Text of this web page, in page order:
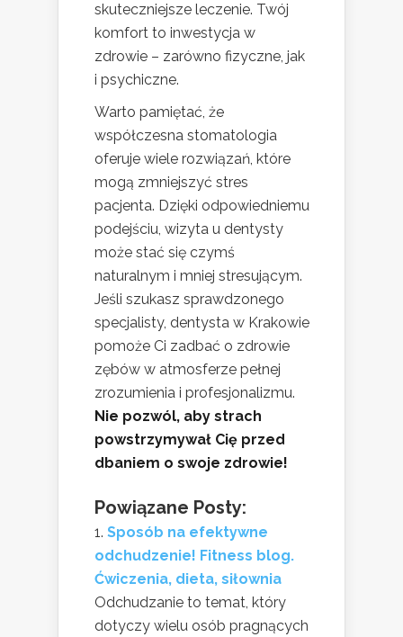
skuteczniejsze leczenie. Twój
komfort to inwestycja w
zdrowie – zarówno fizyczne, jak
i psychiczne.
Warto pamiętać, że
współczesna stomatologia
oferuje wiele rozwiązań, które
mogą zmniejszyć stres
pacjenta. Dzięki odpowiedniemu
podejściu, wizyta u dentysty
może stać się czymś
naturalnym i mniej stresującym.
Jeśli szukasz sprawdzonego
specjalisty, dentysta w Krakowie
pomoże Ci zadbać o zdrowie
zębów w atmosferze pełnej
zrozumienia i profesjonalizmu.
Nie pozwól, aby strach
powstrzymywał Cię przed
dbaniem o swoje zdrowie!
Powiązane Posty:
Sposób na efektywne
odchudzenie! Fitness blog.
Ćwiczenia, dieta, siłownia
Odchudzanie to temat, który
dotyczy wielu osób pragnących